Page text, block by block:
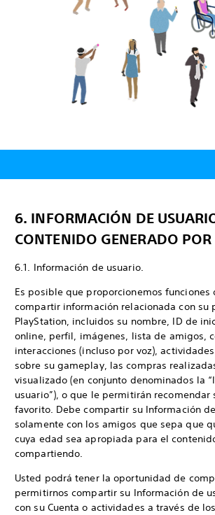
6. INFORMACIÓN DE
CONTENIDO GENERADO POR
6.1. Información de usuario.
Es posible que proporcionemos
compartir información relacionada con su
PlayStation, incluidos su nombre, ID de
online, perfil, imágenes, lista de amigos,
interacciones (incluso por voz),
sobre su gameplay, las compras
visualizado (en conjunto denominados la
usuario”), o que le permitirán recomendar
favorito. Debe compartir su Información
solamente con los amigos que sepa que
cuya edad sea apropiada para el
compartiendo.
Usted podrá tener la oportunidad de
permitirnos compartir su Información de
con su Cuenta o actividades a través de